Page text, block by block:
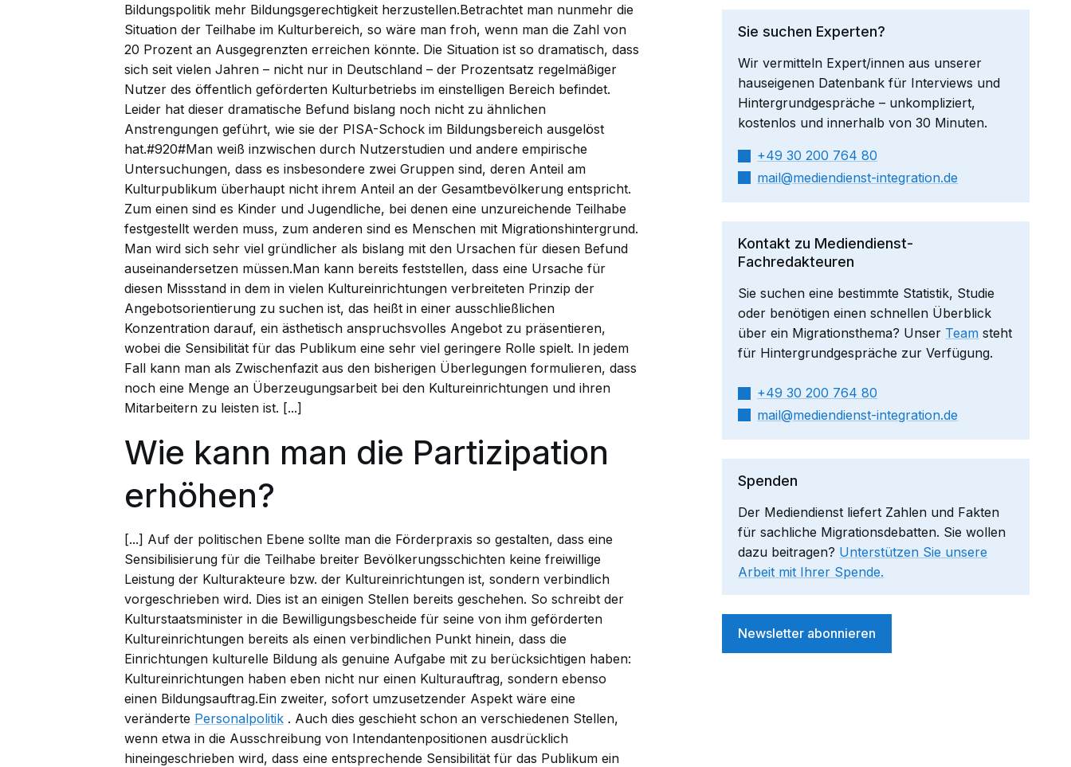
Bildungspolitik mehr Bildungsgerechtigkeit herzustellen.Betrachtet man nunmehr die
Situation der Teilhabe im Kulturbereich, so wäre man froh, wenn man die Zahl von
20 Prozent an Ausgegrenzten erreichen könnte. Die Situation ist so dramatisch, dass
sich seit vielen Jahren – nicht nur in Deutschland – der Prozentsatz regelmäßiger
Nutzer des öffentlich geförderten Kulturbetriebs im einstelligen Bereich befindet.
Leider hat dieser dramatische Befund bislang noch nicht zu ähnlichen
Anstrengungen geführt, wie sie der PISA-Schock im Bildungsbereich ausgelöst
hat.#920#Man weiß inzwischen durch Nutzerstudien und andere empirische
Untersuchungen, dass es insbesondere zwei Gruppen sind, deren Anteil am
Kulturpublikum überhaupt nicht ihrem Anteil an der Gesamtbevölkerung entspricht.
Zum einen sind es Kinder und Jugendliche, bei denen eine unzureichende Teilhabe
festgestellt werden muss, zum anderen sind es Menschen mit Migrationshintergrund.
Man wird sich sehr viel gründlicher als bislang mit den Ursachen für diesen Befund
auseinandersetzen müssen.Man kann bereits feststellen, dass eine Ursache für
diesen Missstand in dem in vielen Kultureinrichtungen verbreiteten Prinzip der
Angebotsorientierung zu suchen ist, das heißt in einer ausschließlichen
Konzentration darauf, ein ästhetisch anspruchsvolles Angebot zu präsentieren,
wobei die Sensibilität für das Publikum eine sehr viel geringere Rolle spielt. In jedem
Fall kann man als Zwischenfazit aus den bisherigen Überlegungen formulieren, dass
noch eine Menge an Überzeugungsarbeit bei den Kultureinrichtungen und ihren
Mitarbeitern zu leisten ist. [...]
Wie kann man die Partizipation
erhöhen?
[...] Auf der politischen Ebene sollte man die Förderpraxis so gestalten, dass eine
Sensibilisierung für die Teilhabe breiter Bevölkerungsschichten keine freiwillige
Leistung der Kulturakteure bzw. der Kultureinrichtungen ist, sondern verbindlich
vorgeschrieben wird. Dies ist an einigen Stellen bereits geschehen. So schreibt der
Kulturstaatsminister in die Bewilligungsbescheide für seine von ihm geförderten
Kultureinrichtungen bereits als einen verbindlichen Punkt hinein, dass die
Einrichtungen kulturelle Bildung als genuine Aufgabe mit zu berücksichtigen haben:
Kultureinrichtungen haben eben nicht nur einen Kulturauftrag, sondern ebenso
einen Bildungsauftrag.Ein zweiter, sofort umzusetzender Aspekt wäre eine
veränderte Personalpolitik . Auch dies geschieht schon an verschiedenen Stellen,
wenn etwa in die Ausschreibung von Intendantenpositionen ausdrücklich
hineingeschrieben wird, dass eine entsprechende Sensibilität für das Publikum ein
Sie suchen Experten?
Wir vermitteln Expert/innen aus unserer
hauseigenen Datenbank für Interviews und
Hintergrundgespräche – unkompliziert,
kostenlos und innerhalb von 30 Minuten.
+49 30 200 764 80
mail​
mediendienst-integration.de
Kontakt zu Mediendienst-
Fachredakteuren
Sie suchen eine bestimmte Statistik, Studie
oder benötigen einen schnellen Überblick
über ein Migrationsthema? Unser Team steht
für Hintergrundgespräche zur Verfügung.
+49 30 200 764 80
mail​
mediendienst-integration.de
Spenden
Der Mediendienst liefert Zahlen und Fakten
für sachliche Migrationsdebatten. Sie wollen
dazu beitragen? Unterstützen Sie unsere
Arbeit mit Ihrer Spende.
Newsletter abonnieren